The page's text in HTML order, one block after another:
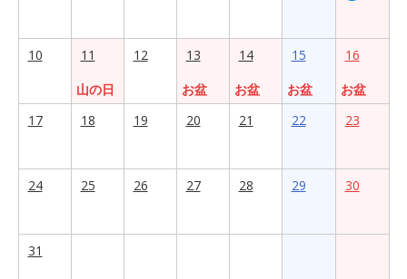
10
11
山の日
12
13
お盆
14
お盆
15
お盆
16
お盆
17
18 19 20 21 22 23
24 25 26 27 28 29 30
31